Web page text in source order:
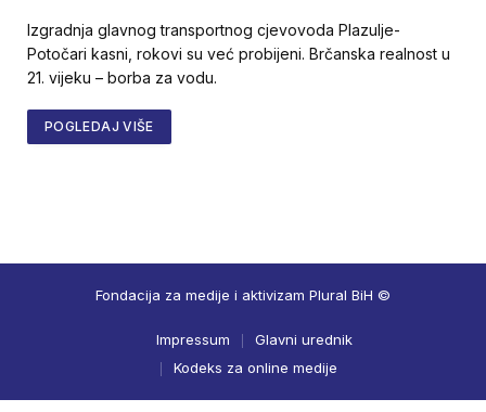
Izgradnja glavnog transportnog cjevovoda Plazulje-
Potočari kasni, rokovi su već probijeni. Brčanska realnost u
21. vijeku – borba za vodu.
POGLEDAJ VIŠE
Fondacija za medije i aktivizam Plural BiH ©
Impressum
Glavni urednik
Kodeks za online medije